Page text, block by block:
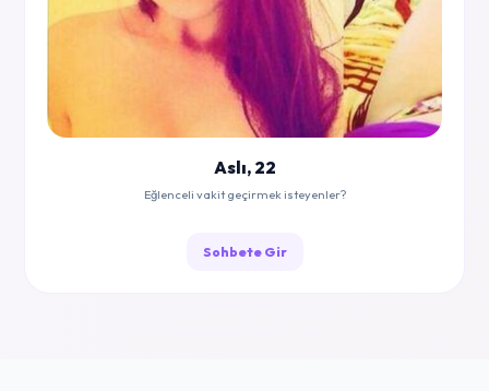
Aslı, 22
Eğlenceli vakit geçirmek isteyenler?
Sohbete Gir